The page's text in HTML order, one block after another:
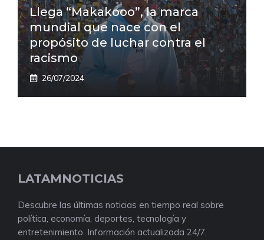
Llega “Makakooo”, la marca
mundial que nace con el
propósito de luchar contra el
racismo
26/07/2024
LATAMNOTICIAS
Descubre las últimas noticias en tiempo real sobre
política, economía, deportes, tecnología y
entretenimiento. Información actualizada 24/7.